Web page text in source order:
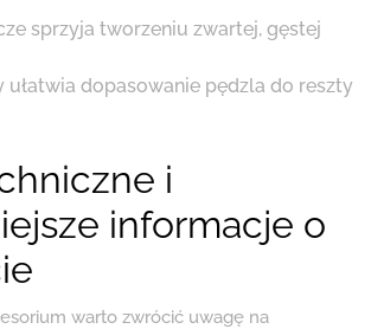
sprzyja tworzeniu zwartej, gęstej
ułatwia dopasowanie pędzla do reszty
i
informacje o
warto zwrócić uwagę na